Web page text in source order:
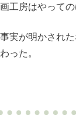
工房はやって
実が明かされ
った。